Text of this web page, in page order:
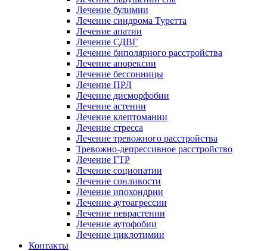
Лечение булимии
Лечение синдрома Туретта
Лечение апатии
Лечение СДВГ
Лечение биполярного расстройства
Лечение анорексии
Лечение бессонницы
Лечение ПРЛ
Лечение дисморфобии
Лечение астении
Лечение клептомании
Лечение стресса
Лечение тревожного расстройства
Тревожно-депрессивное расстройство
Лечение ГТР
Лечение социопатии
Лечение сонливости
Лечение ипохондрии
Лечение аутоагрессии
Лечение неврастении
Лечение аутофобии
Лечение циклотимии
Контакты